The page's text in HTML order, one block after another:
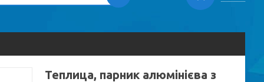
Теплица, парник алюмінієва з